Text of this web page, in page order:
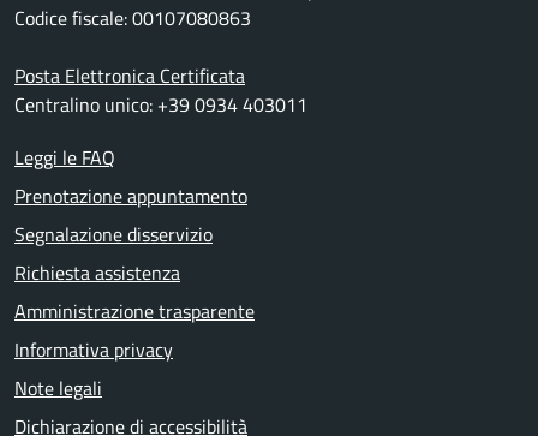
Codice fiscale: 00107080863
Posta Elettronica Certificata
Centralino unico: +39 0934 403011
Leggi le FAQ
Prenotazione appuntamento
Segnalazione disservizio
Richiesta assistenza
Amministrazione trasparente
Informativa privacy
Note legali
Dichiarazione di accessibilità